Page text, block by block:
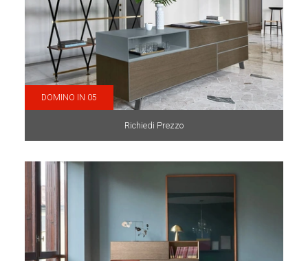
DOMINO IN 05
Richiedi Prezzo